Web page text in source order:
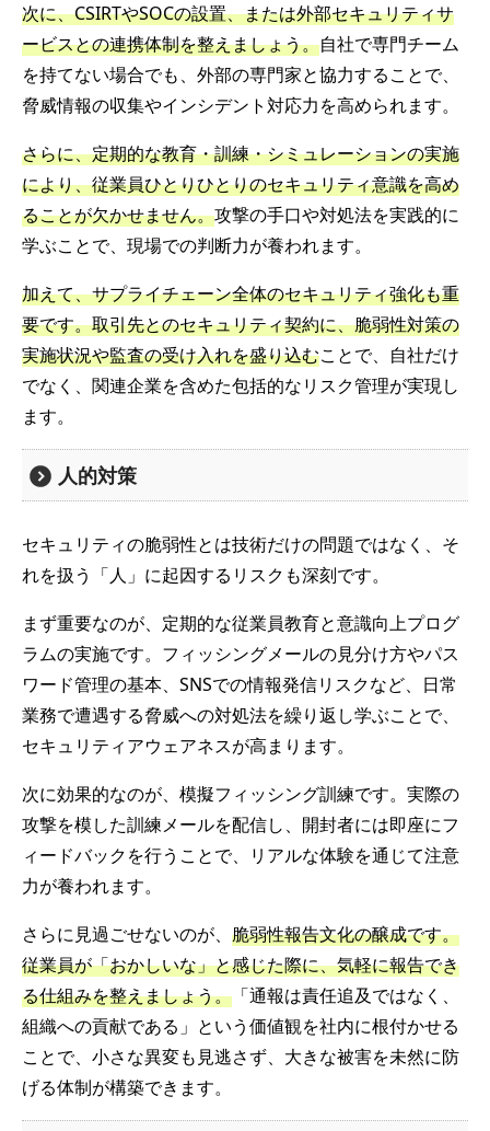
次に、CSIRTやSOCの設置、または外部セキュリティサ
ービスとの連携体制を整えましょう。自社で専門チーム
を持てない場合でも、外部の専門家と協力することで、
脅威情報の収集やインシデント対応力を高められます。
さらに、定期的な教育・訓練・シミュレーションの実施
により、従業員ひとりひとりのセキュリティ意識を高め
ることが欠かせません。攻撃の手口や対処法を実践的に
学ぶことで、現場での判断力が養われます。
加えて、サプライチェーン全体のセキュリティ強化も重
要です。取引先とのセキュリティ契約に、脆弱性対策の
実施状況や監査の受け入れを盛り込むことで、自社だけ
でなく、関連企業を含めた包括的なリスク管理が実現し
ます。
人的対策
セキュリティの脆弱性とは技術だけの問題ではなく、そ
れを扱う「人」に起因するリスクも深刻です。
まず重要なのが、定期的な従業員教育と意識向上プログ
ラムの実施です。フィッシングメールの見分け方やパス
ワード管理の基本、SNSでの情報発信リスクなど、日常
業務で遭遇する脅威への対処法を繰り返し学ぶことで、
セキュリティアウェアネスが高まります。
次に効果的なのが、模擬フィッシング訓練です。実際の
攻撃を模した訓練メールを配信し、開封者には即座にフ
ィードバックを行うことで、リアルな体験を通じて注意
力が養われます。
さらに見過ごせないのが、 脆弱性報告文化の醸成です。
従業員が「おかしいな」と感じた際に、気軽に報告でき
る仕組みを整えましょう。 「通報は責任追及ではなく、
組織への貢献である」という価値観を社内に根付かせる
ことで、小さな異変も見逃さず、大きな被害を未然に防
げる体制が構築できます。